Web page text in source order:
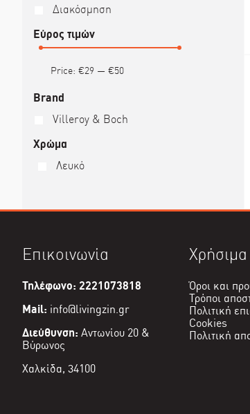
Διακόσμηση
Εύρος τιμών
Price: €29— €50
Brand
Villeroy & Boch
Χρώμα
Λευκό
Επικοινωνία
Τηλέφωνο: 2221073818
Mail: info@livingzin.gr
Διεύθυνση: Αντωνίου 20 &
Βύρωνος
Χαλκίδα, 34100
Όροι και
Τρόποι
Πολιτική
Cookies
Πολιτική